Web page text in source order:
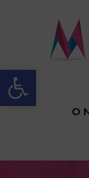
Open
O